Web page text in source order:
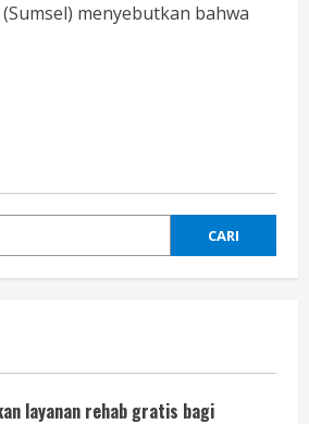
menyebutkan bahwa
CARI
layanan rehab gratis bagi